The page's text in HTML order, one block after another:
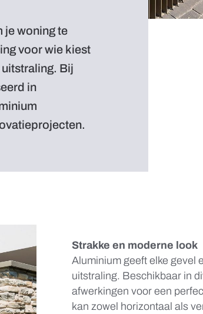
je woning te
voor wie kiest
Bij
in
Strakke en moderne look
Aluminium geeft elke gevel
uitstraling. Beschikbaar in
afwerkingen voor een
kan zowel horizontaal als